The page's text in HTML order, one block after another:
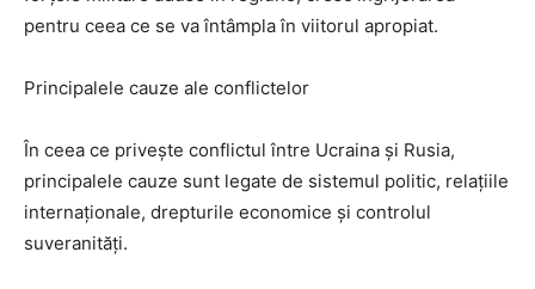
pentru ceea ce se va întâmpla în viitorul apropiat.
Principalele cauze ale conflictelor
În ceea ce privește conflictul între Ucraina și Rusia,
principalele cauze sunt legate de sistemul politic, relațiile
internaționale, drepturile economice și controlul
suveranități.